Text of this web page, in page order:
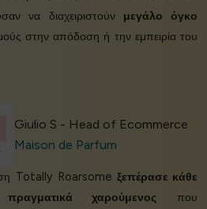
να διαχειριστούν μεγάλο όγκο
στην απόδοση ή την εμπειρία του
Giulio S - Head of Ecommerce
Maison de Parfum
Totally Roarsome ξεπέρασε κάθε
πραγματικά χαρούμενος που